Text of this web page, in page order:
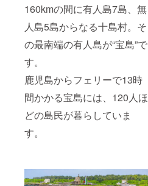
160kmの間に有人島7島、無
人島5島からなる十島村。そ
の最南端の有人島が“宝島”で
す。
鹿児島からフェリーで13時
間かかる宝島には、120人ほ
どの島民が暮らしていま
す。